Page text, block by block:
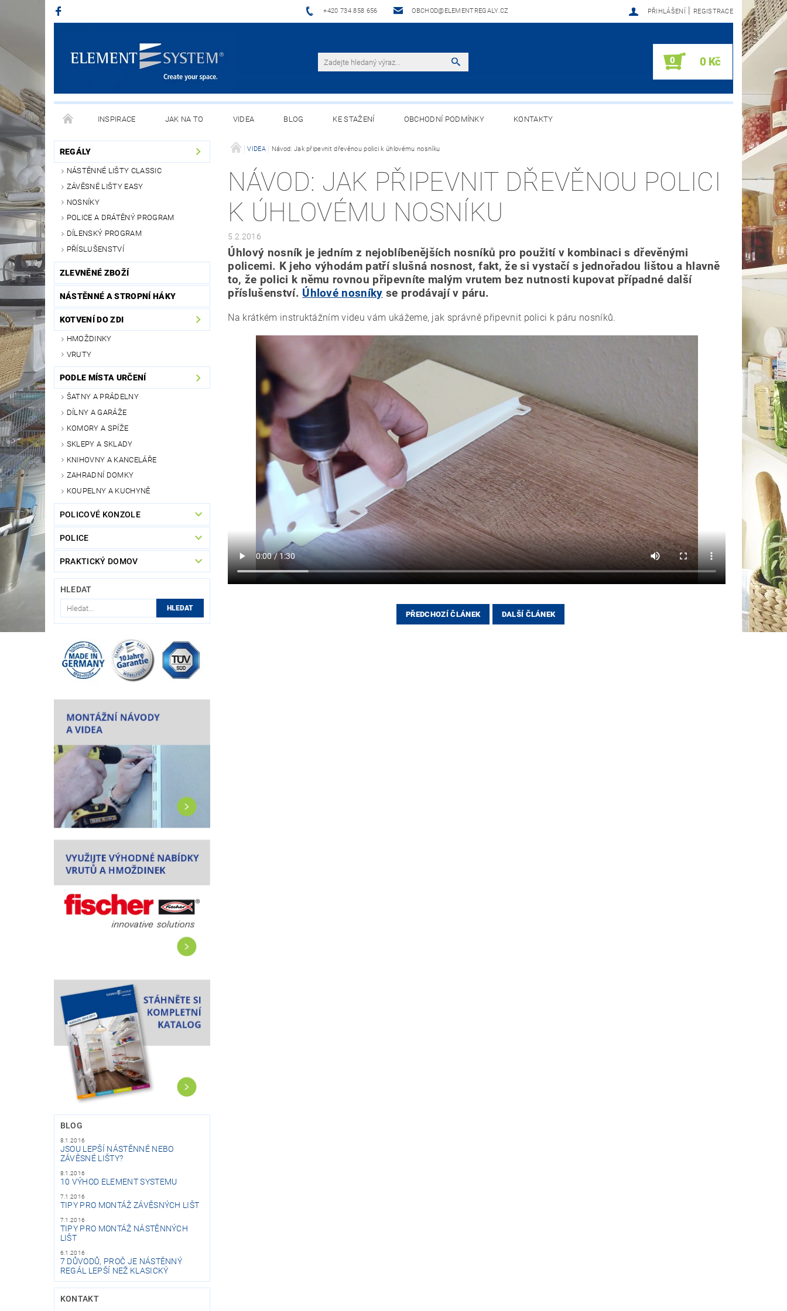
+420 734 858 656 OBCHOD@ELEMENTREGALY.CZ PŘIHLÁŠENÍ | REGISTRACE
0 0 Kč
INSPIRACE JAK NA TO VIDEA BLOG KE STAŽENÍ OBCHODNÍ PODMÍNKY KONTAKTY
REGÁLY
NÁSTĚNNÉ LIŠTY CLASSIC
ZÁVĚSNÉ LIŠTY EASY
NOSNÍKY
POLICE A DRÁTĚNÝ PROGRAM
DÍLENSKÝ PROGRAM
PŘÍSLUŠENSTVÍ
ZLEVNĚNÉ ZBOŽÍ
NÁSTĚNNÉ A STROPNÍ HÁKY
KOTVENÍ DO ZDI
HMOŽDINKY
VRUTY
PODLE MÍSTA URČENÍ
ŠATNY A PRÁDELNY
DÍLNY A GARÁŽE
KOMORY A SPÍŽE
SKLEPY A SKLADY
KNIHOVNY A KANCELÁŘE
ZAHRADNÍ DOMKY
KOUPELNY A KUCHYNĚ
POLICOVÉ KONZOLE
POLICE
PRAKTICKÝ DOMOV
HLEDAT
BLOG
8.1.2016
JSOU LEPŠÍ NÁSTĚNNÉ NEBO
ZÁVĚSNÉ LIŠTY?
8.1.2016
10 VÝHOD ELEMENT SYSTEMU
7.1.2016
TIPY PRO MONTÁŽ ZÁVĚSNÝCH LIŠT
7.1.2016
TIPY PRO MONTÁŽ NÁSTĚNNÝCH
LIŠT
6.1.2016
7 DŮVODŮ, PROČ JE NÁSTĚNNÝ
REGÁL LEPŠÍ NEŽ KLASICKÝ
KONTAKT
VIDEA Návod: Jak připevnit dřevěnou polici k úhlovému nosníku
NÁVOD: JAK PŘIPEVNIT DŘEVĚNOU POLICI
K ÚHLOVÉMU NOSNÍKU
5.2.2016
Úhlový nosník je jedním z nejoblíbenějších nosníků pro použití v kombinaci s dřevěnými
policemi. K jeho výhodám patří slušná nosnost, fakt, že si vystačí s jednořadou lištou a hlavně
to, že polici k němu rovnou připevníte malým vrutem bez nutnosti kupovat případné další
příslušenství. Úhlové nosníky se prodávají v páru.
Na krátkém instruktážním videu vám ukážeme, jak správně připevnit polici k páru nosníků.
PŘEDCHOZÍ ČLÁNEK DALŠÍ ČLÁNEK